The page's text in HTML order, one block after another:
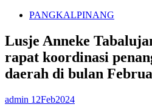
PANGKALPINANG
Lusje Anneke
rapat koordinasi
daerah di bulan
admin 12Feb2024